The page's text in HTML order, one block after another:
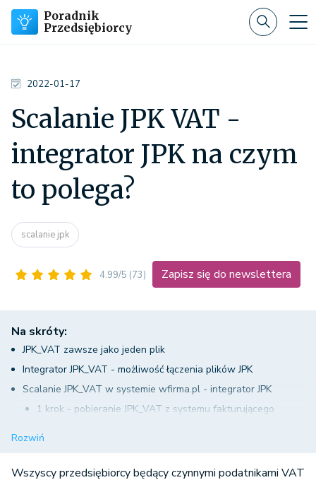
Poradnik
Przedsiębiorcy
2022-01-17
Scalanie JPK VAT -
integrator JPK na czym
to polega?
scalanie jpk
4.99/5 (73) Zapisz się do newslettera
Na skróty:
JPK_VAT zawsze jako jeden plik
Integrator JPK_VAT - możliwość łączenia plików JPK
Scalanie JPK_VAT w systemie wfirma.pl - integrator JPK
1 krok - pobieranie JPK_VAT z systemu fakturującego
3 krok - generowanie pełnego pliku JPK_VAT
Rozwiń
Wszyscy przedsiębiorcy będący czynnymi podatnikami VAT